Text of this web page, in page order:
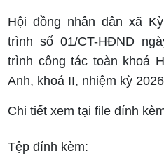
Hội đồng nhân dân xã
trình số 01/CT-HĐND
trình công tác toàn khoá
Anh, khoá II, nhiệm kỳ
Chi tiết xem tại file đính
Tệp đính kèm: